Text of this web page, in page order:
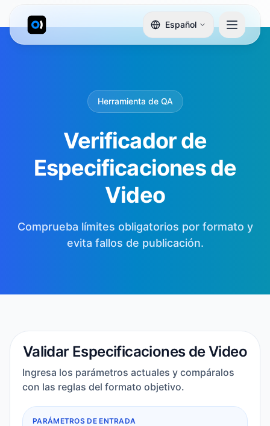
Español
Herramienta de QA
Verificador de
Especificaciones de
Video
Comprueba límites obligatorios por formato y
evita fallos de publicación.
Validar Especificaciones de Video
Ingresa los parámetros actuales y compáralos
con las reglas del formato objetivo.
PARÁMETROS DE ENTRADA